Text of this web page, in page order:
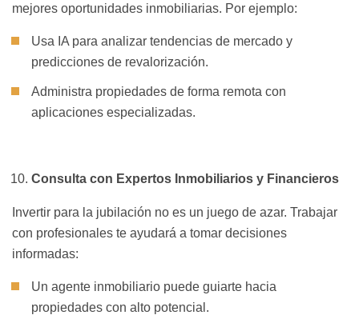
mejores oportunidades inmobiliarias. Por ejemplo:
Usa IA para analizar tendencias de mercado y
predicciones de revalorización.
Administra propiedades de forma remota con
aplicaciones especializadas.
Consulta con Expertos Inmobiliarios y Financieros
Invertir para la jubilación no es un juego de azar. Trabajar
con profesionales te ayudará a tomar decisiones
informadas:
Un agente inmobiliario puede guiarte hacia
propiedades con alto potencial.